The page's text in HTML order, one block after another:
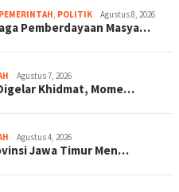
PEMERINTAH, POLITIK Agustus 8, 2026
Pemberdayaan Masya…
Agustus 7, 2026
Khidmat, Mome…
Agustus 4, 2026
Jawa Timur Men…